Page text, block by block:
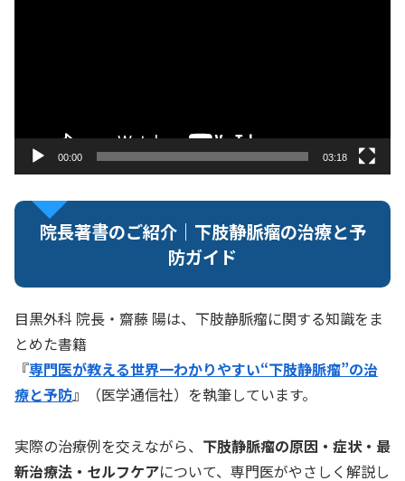
00:00 03:18
院長著書のご紹介｜下肢静脈瘤の治療と予
防ガイド
目黒外科 院長・齋藤 陽は、下肢静脈瘤に関する知識をま
とめた書籍
『専門医が教える世界一わかりやすい“下肢静脈瘤”の治
療と予防』（医学通信社）を執筆しています。
実際の治療例を交えながら、 下肢静脈瘤の原因・症状・最
新治療法・セルフケアについて、専門医がやさしく解説し